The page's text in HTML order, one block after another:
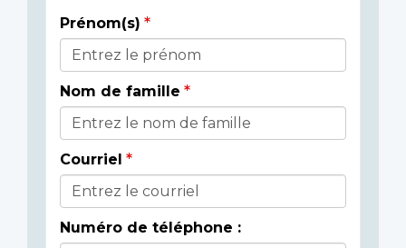
Donor
Details
Prénom(s)
Nom de famille
Courriel
Numéro de téléphone :